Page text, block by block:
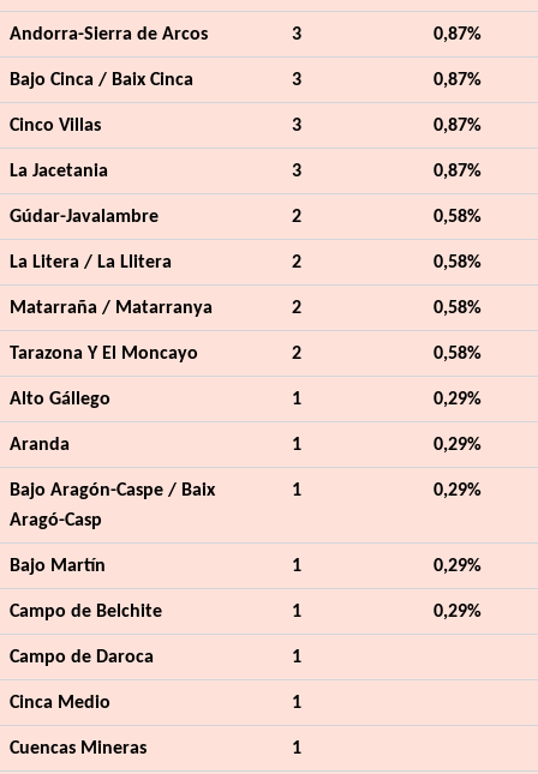
Andorra-Sierra de Arcos 3 0,87%
Bajo Cinca / Baix Cinca 3 0,87%
Cinco Villas 3 0,87%
La Jacetania 3 0,87%
Gúdar-Javalambre 2 0,58%
La Litera / La Llitera 2 0,58%
Matarraña / Matarranya 2 0,58%
Tarazona Y El Moncayo 2 0,58%
Alto Gállego 1 0,29%
Aranda 1 0,29%
Bajo Aragón-Caspe / Baix
Aragó-Casp
1 0,29%
Bajo Martín 1 0,29%
Campo de Belchite 1 0,29%
Campo de Daroca 1
Cinca Medio 1
Cuencas Mineras 1